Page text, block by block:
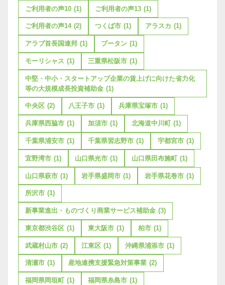
ご利用者の声10 (1) ご利用者の声13 (1)
ご利用者の声14 (2) つくば市 (1) アラスカ (1)
アラブ首長国連邦 (1) ブータン (1)
モーリシャス (1) 三重県松阪市 (1)
中堅・中小・スタートアップ企業の賃上げに向けた省力化
等の大規模成長投資補助金 (1)
中央区 (2) 八王子市 (1) 兵庫県宝塚市 (1)
兵庫県西脇市 (1) 加須市 (1) 北海道中川町 (1)
千葉県浦安市 (1) 千葉県習志野市 (1) 宇都宮市 (1)
宜野湾市 (1) 山口県光市 (1) 山口県田布施町 (1)
山口県萩市 (1) 岩手県盛岡市 (1) 岩手県花巻市 (1)
所沢市 (1)
新事業進出・ものづくり商業サービス補助金 (3)
東京都渋谷区 (1) 東大阪市 (1) 柏市 (1)
武蔵村山市 (2) 江東区 (1) 沖縄県浦添市 (1)
清瀬市 (1) 産地連携支援緊急対策事業 (2)
福岡県岡垣町 (1) 福岡県糸島市 (1)